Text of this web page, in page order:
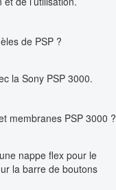
de PSP ?
la Sony PSP 3000.
membranes PSP 3000 ?
nappe flex pour le
la barre de boutons